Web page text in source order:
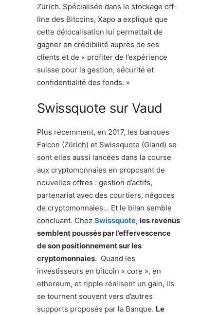
Zürich. Spécialisée dans le stockage off-
line des Bitcoins, Xapo a expliqué que
cette délocalisation lui permettait de
gagner en crédibilité auprès de ses
clients et de « profiter de l’expérience
suisse pour la gestion, sécurité et
confidentialité des fonds. »
Swissquote sur Vaud
Plus récemment, en 2017, les banques
Falcon (Zürich) et Swissquote (Gland) se
sont elles aussi lancées dans la course
aux cryptomonnaies en proposant de
nouvelles offres : gestion d’actifs,
partenariat avec des courtiers, négoces
de cryptomonnaies… Et le bilan semble
concluant. Chez Swissquote, les revenus
semblent poussés par l’effervescence
de son positionnement sur les
cryptomonnaies. Quand les
investisseurs en bitcoin « core », en
ethereum, et ripple réalisent un gain, ils
se tournent souvent vers d’autres
supports proposés par la Banque. Le